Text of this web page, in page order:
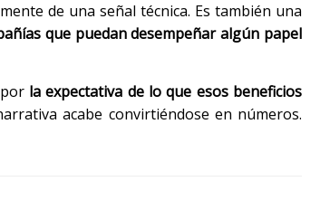
de una señal técnica. Es también una
que puedan desempeñar algún papel
la expectativa de lo que esos beneficios
acabe convirtiéndose en números.